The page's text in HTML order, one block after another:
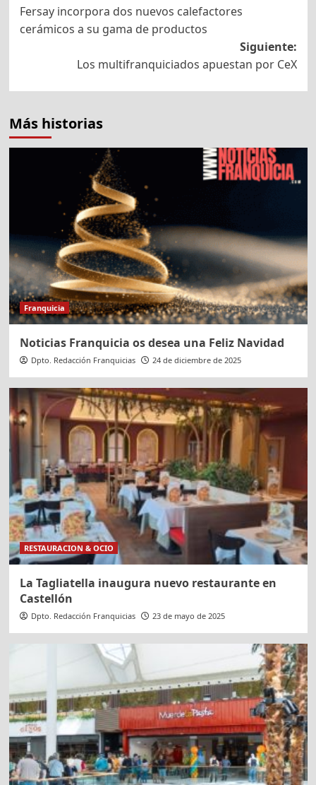
de
entradas
Fersay incorpora dos nuevos calefactores
cerámicos a su gama de productos
Siguiente:
Los multifranquiciados apuestan por CeX
Más historias
Franquicia
Noticias Franquicia os desea una Feliz Navidad
Dpto. Redacción Franquicias 24 de diciembre de 2025
RESTAURACION & OCIO
La Tagliatella inaugura nuevo restaurante en
Castellón
Dpto. Redacción Franquicias 23 de mayo de 2025